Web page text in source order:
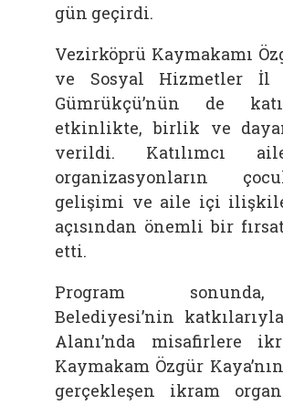
gün geçirdi.
Vezirköprü Kaymakamı
ve Sosyal Hizmetler İl
Gümrükçü’nün de
etkinlikte, birlik ve
verildi. Katılımcı
organizasyonların
gelişimi ve aile içi
açısından önemli bir
etti.
Program
Belediyesi’nin
Alanı’nda misafirlere
Kaymakam Özgür
gerçekleşen ikram